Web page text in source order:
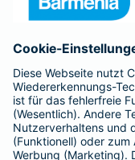
Schnelle
gewährleisten